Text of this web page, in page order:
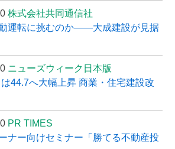
株式会社共同通信社
運転に挑むのか――大成建設が見据
ニューズウィーク日本版
44.7へ大幅上昇 商業・住宅建設改
PR TIMES
ナー向けセミナー「勝てる不動産投